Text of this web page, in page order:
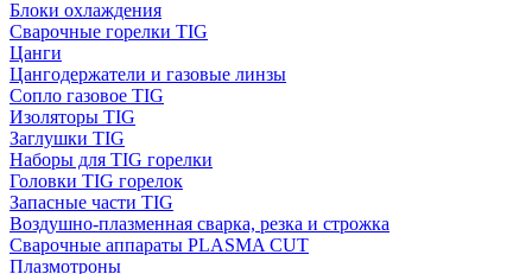
Блоки охлаждения
Сварочные горелки TIG
Цанги
Цангодержатели и газовые линзы
Сопло газовое TIG
Изоляторы TIG
Заглушки TIG
Наборы для TIG горелки
Головки TIG горелок
Запасные части TIG
Воздушно-плазменная сварка, резка и строжка
Сварочные аппараты PLASMA CUT
Плазмотроны